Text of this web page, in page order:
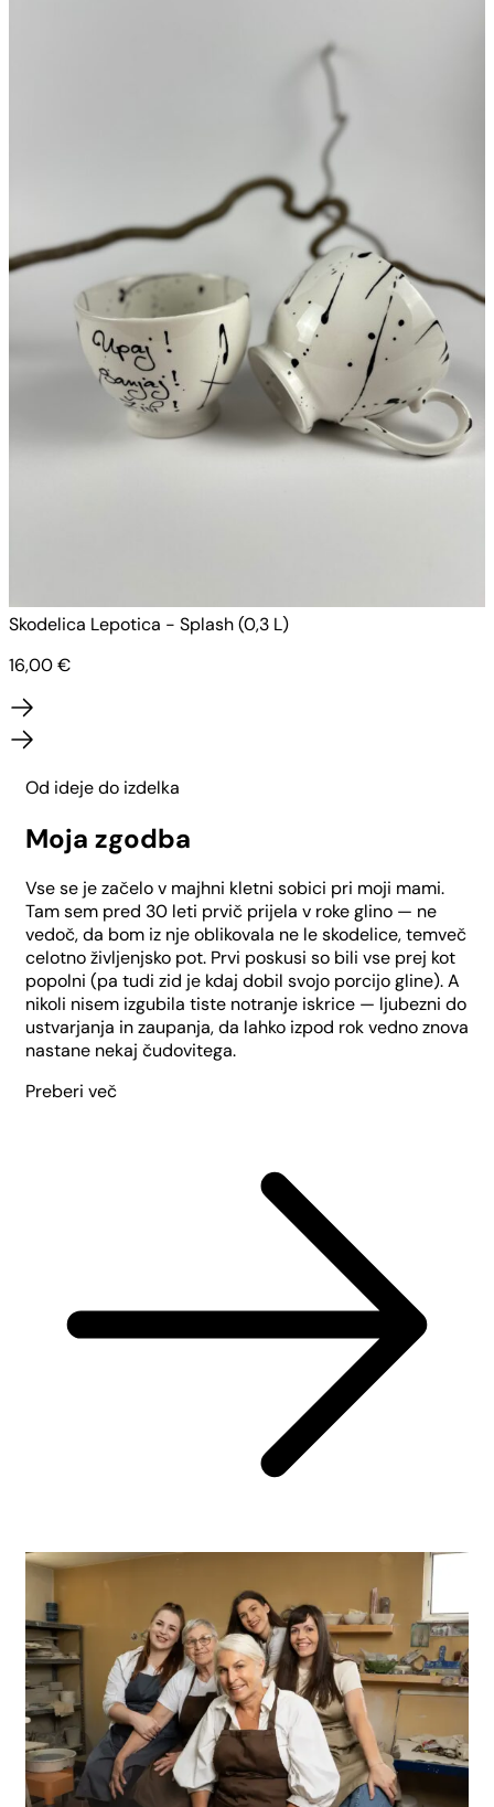
Skodelica Lepotica - Splash (0,3 L)
16,00€
Od ideje do izdelka
Moja zgodba
Vse se je začelo v majhni kletni sobici pri moji mami.
Tam sem pred 30 leti prvič prijela v roke glino — ne
vedoč, da bom iz nje oblikovala ne le skodelice, temveč
celotno življenjsko pot. Prvi poskusi so bili vse prej kot
popolni (pa tudi zid je kdaj dobil svojo porcijo gline). A
nikoli nisem izgubila tiste notranje iskrice — ljubezni do
ustvarjanja in zaupanja, da lahko izpod rok vedno znova
nastane nekaj čudovitega.
Preberi več